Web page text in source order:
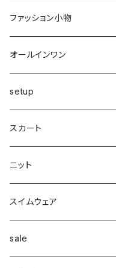
ニットトップス
異素材
ベスト
変形
カーディガン付き
カーディガン
タートルネック
配色
ボンディング
変形
ベスト
ニット
キャミワンピース
ロング
Tシャツマキシ
シャツ
ベスト
スカート
ロングコート
カーディガン
ロングシャツ
フェザーダウン
ダウン
コート
ジョガー
スパッツ・レギンス・タイツ
ハイウエスト
ワイド
ニット
スキニー
テーパード
配色
カゴbag
肩掛け
clear
デザインbag
エコ
スニーカー
パンプス
サンダル
ピアス・イヤリング
ピアス
リング
リング
ブレス・アンクレット
ネックレス
ヘアーピン
ヘアーゴム
イヤカフ
ファッション小物
帽子
巻き物
ソックス
財布
ベルト
オールインワン
setup
Top's
スカート
pants
スカート
スリット
ジャンク
ニット
スイムウェア
sale